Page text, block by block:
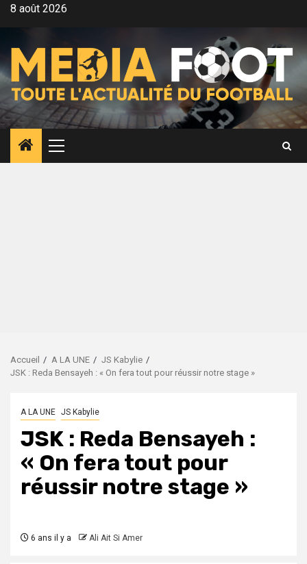
Aller8 août 2026
Menu
principal
Accueil A LA UNE
JS Kabylie
JSK : Reda Bensayeh : « On fera tout pour réussir notre stage »
A LA UNE JS Kabylie
JSK : Reda Bensayeh :
« On fera tout pour
réussir notre stage »
6 ans il y a Ali Ait Si Amer